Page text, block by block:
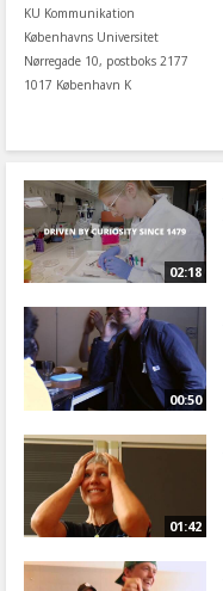
KU Kommunikation
Københavns Universitet
Nørregade 10, postboks 2177
1017 København K
02:18
00:50
01:42